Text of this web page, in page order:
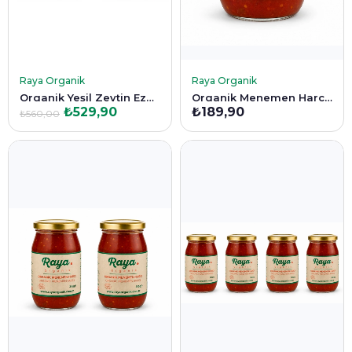
SEPETE EKLE
Raya Organik
Organik Yeşil Zeytin Ezmesi 2'li Paket (2 x 180 gr)
₺529,90
₺560,00
SEPETE EKLE
Raya Organik
Organik Menemen Harcı 345 gr – Kahvaltılık Menemen Sosu
₺189,90